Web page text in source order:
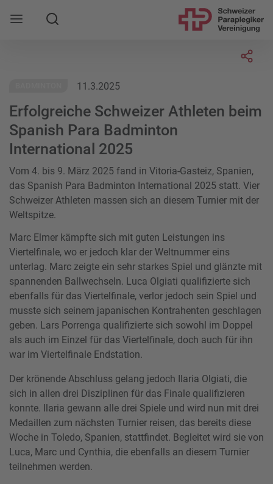
Mobile Navigation öffnen
Suche
11.3.2025
Erfolgreiche Schweizer Athleten beim
Spanish Para Badminton
International 2025
Vom 4. bis 9. März 2025 fand in Vitoria-Gasteiz, Spanien,
das Spanish Para Badminton International 2025 statt. Vier
Schweizer Athleten massen sich an diesem Turnier mit der
Weltspitze.
Marc Elmer kämpfte sich mit guten Leistungen ins
Viertelfinale, wo er jedoch klar der Weltnummer eins
unterlag. Marc zeigte ein sehr starkes Spiel und glänzte mit
spannenden Ballwechseln. Luca Olgiati qualifizierte sich
ebenfalls für das Viertelfinale, verlor jedoch sein Spiel und
musste sich seinem japanischen Kontrahenten geschlagen
geben. Lars Porrenga qualifizierte sich sowohl im Doppel
als auch im Einzel für das Viertelfinale, doch auch für ihn
war im Viertelfinale Endstation.
Der krönende Abschluss gelang jedoch Ilaria Olgiati, die
sich in allen drei Disziplinen für das Finale qualifizieren
konnte. Ilaria gewann alle drei Spiele und wird nun mit drei
Medaillen zum nächsten Turnier reisen, das bereits diese
Woche in Toledo, Spanien, stattfindet. Begleitet wird sie von
Luca, Marc und Cynthia, die ebenfalls an diesem Turnier
teilnehmen werden.